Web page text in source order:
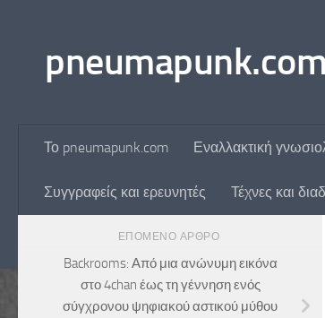
pneumapunk.com
Το pneumapunk.com Εναλλακτική
Συγγραφείς και ερευνητές Τέχνες και
ΕΠΌΜΕΝΟ ΆΡΘΡΟ
Backrooms: Από μια ανώνυμη εικόνα
στο 4chan έως τη γέννηση ενός
σύγχρονου ψηφιακού αστικού μύθου